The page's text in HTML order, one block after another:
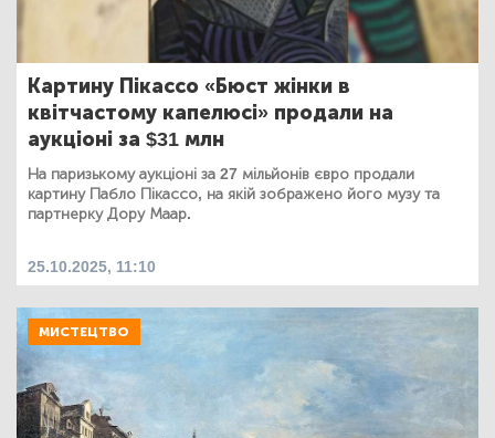
Картину Пікассо «Бюст жінки в
квітчастому капелюсі» продали на
аукціоні за $31 млн
На паризькому аукціоні за 27 мільйонів євро продали
картину Пабло Пікассо, на якій зображено його музу та
партнерку Дору Маар.
25.10.2025, 11:10
МИСТЕЦТВО